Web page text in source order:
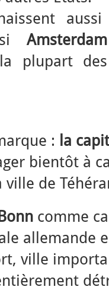
si
plupart
: la
bientôt à
de
Bonn comme
allemande
ville